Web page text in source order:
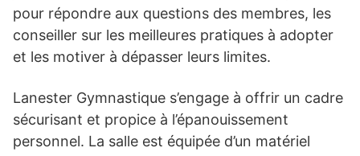
pour répondre aux questions des membres, les
conseiller sur les meilleures pratiques à adopter
et les motiver à dépasser leurs limites.
Lanester Gymnastique s’engage à offrir un cadre
sécurisant et propice à l’épanouissement
personnel. La salle est équipée d’un matériel